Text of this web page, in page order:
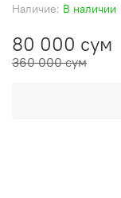
Наличие: В наличии
80 000 сум
360 000 сум